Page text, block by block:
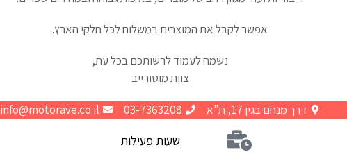
אפשר לקבל את המוצרים במשלוח לכל חלקי הארץ.
נשמח לעמוד לרשותכם בכל עת,
צוות מוטורייב
דרך מנחם בגין 17, ת"א 03-7363208
info@motorave.co.il
שעות פעילות